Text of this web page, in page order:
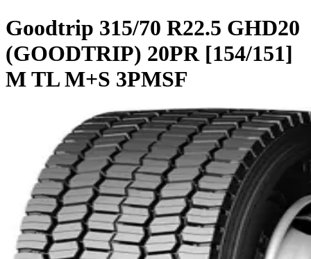
Goodtrip 315/70 R22.5 GHD20
(GOODTRIP) 20PR [154/151]
M TL M+S 3PMSF